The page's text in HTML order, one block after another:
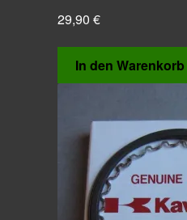
29,90 €
In den Warenkorb